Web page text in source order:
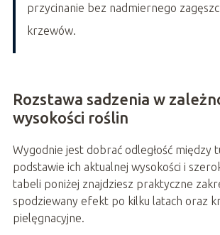
przycinanie bez nadmiernego
krzewów.
Rozstawa sadzenia w
wysokości roślin
Wygodnie jest dobrać odległość między
podstawie ich aktualnej wysokości i
tabeli poniżej znajdziesz praktyczne
spodziewany efekt po kilku latach oraz
pielęgnacyjne.